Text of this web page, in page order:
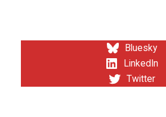
Bluesky
LinkedIn
Twitter